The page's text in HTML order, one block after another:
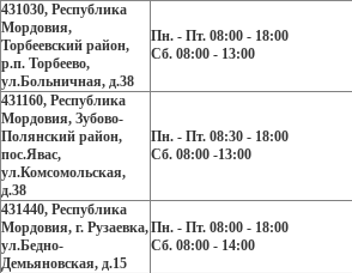
431030, Республика
Мордовия,
Торбеевский район,
р.п. Торбеево,
ул.Больничная, д.38
Пн. - Пт. 08:00 - 18:00
Сб. 08:00 - 13:00
431160, Республика
Мордовия, Зубово-
Полянский район,
пос.Явас,
ул.Комсомольская,
д.38
Пн. - Пт. 08:30 - 18:00
Сб. 08:00 -13:00
431440, Республика
Мордовия, г. Рузаевка,
ул.Бедно-
Демьяновская, д.15
Пн. - Пт. 08:00 - 18:00
Сб. 08:00 - 14:00